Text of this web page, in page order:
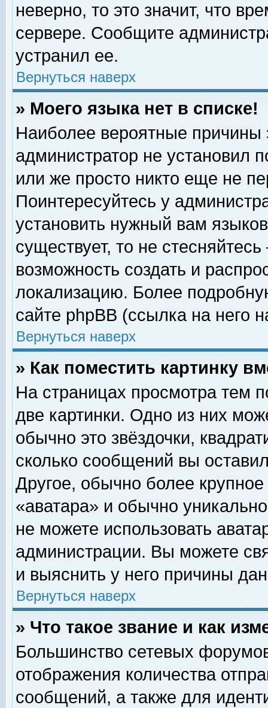
неверно, то это значит, что
сервере. Сообщите
устранил ее.
Вернуться наверх
» Моего языка нет в списке!
Наиболее вероятные причины
администратор не установил
или же просто никто еще не
Поинтересуйтесь у
установить нужный вам
существует, то не
возможность создать и
локализацию. Более
сайте phpBB (ссылка на него
Вернуться наверх
» Как поместить картинку
На страницах просмотра тем
две картинки. Одно из них
обычно это звёздочки,
сколько сообщений вы
Другое, обычно более
«аватара» и обычно
не можете использовать
администрации. Вы можете
и выяснить у него причины
Вернуться наверх
» Что такое звание и как
Большинство сетевых
отображения количества
сообщений, а также для